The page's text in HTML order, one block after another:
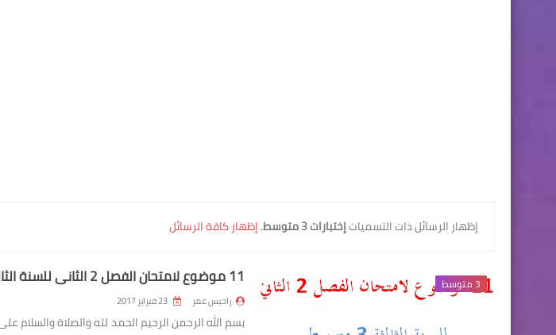
‏إظهار الرسائل ذات التسمياتإختبارات 3 متوسط .إظهار كافة الرسائل
3 متوسط 11 موضوع لامتحان الفصل 2 الثاني للسنة الثالثة 3 متوسط
راحيس عمر
بسم الله الرحمن الرحيم الحمد لله والصلاة والسلام